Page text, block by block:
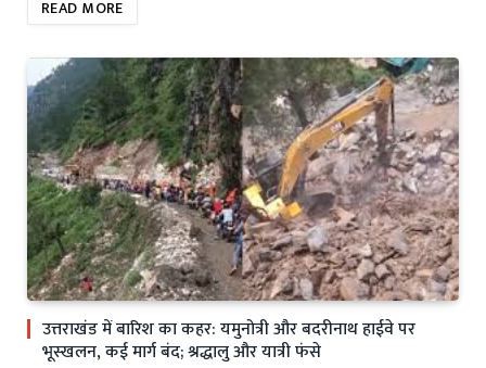
READ MORE
उत्तराखंड में बारिश का कहर: यमुनोत्री और बदरीनाथ हाईवे पर
भूस्खलन, कई मार्ग बंद; श्रद्धालु और यात्री फंसे